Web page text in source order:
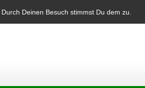
Deinen Besuch stimmst Du dem zu.